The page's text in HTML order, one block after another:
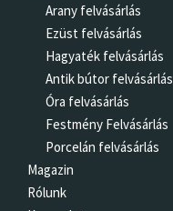
Arany felvásárlás
Ezüst felvásárlás
Hagyaték felvásárlás
Antik bútor felvásárlás
Óra felvásárlás
Festmény Felvásárlás
Porcelán felvásárlás
Magazin
Rólunk